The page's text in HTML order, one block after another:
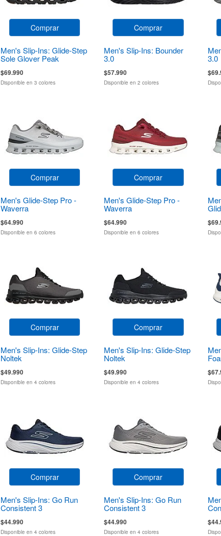
Comprar
Men's Slip-Ins: Glide-Step
Sole Glover Peak
$69.990
Disponible en 3 colores
Comprar
Men's Slip-Ins: Bounder
3.0
$57.990
Disponible en 2 colores
3.0
Comprar
Men's Glide-Step Pro -
Waverra
$64.990
Disponible en 6 colores
Comprar
Men's Glide-Step Pro -
Waverra
$64.990
Disponible en 6 colores
Comprar
Men's Slip-Ins: Glide-Step
Noltek
$49.990
Disponible en 4 colores
Comprar
Men's Slip-Ins: Glide-Step
Noltek
$49.990
Disponible en 4 colores
Comprar
Men's Slip-Ins: Go Run
Consistent 3
$44.990
Disponible en 4 colores
Comprar
Men's Slip-Ins: Go Run
Consistent 3
$44.990
Disponible en 4 colores